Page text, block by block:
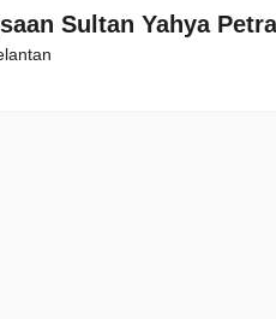
Sultan Yahya